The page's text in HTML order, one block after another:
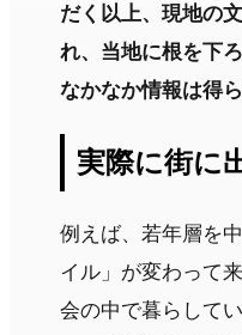
だく以上、現地の
れ、当地に根を下
なかなか情報は得
実際に街に
例えば、若年層を
イル」が変わって
会の中で暮らして